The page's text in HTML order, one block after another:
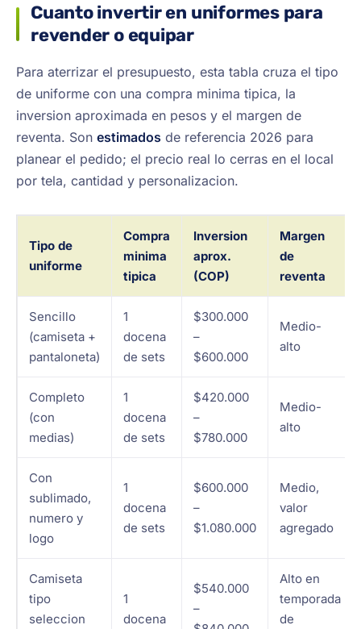
Cuanto invertir en uniformes para
revender o equipar
Para aterrizar el presupuesto, esta tabla cruza el tipo
de uniforme con una compra minima tipica, la
inversion aproximada en pesos y el margen de
reventa. Son estimados de referencia 2026 para
planear el pedido; el precio real lo cerras en el local
por tela, cantidad y personalizacion.
Tipo de
uniforme
Compra
minima
tipica
Inversion
aprox.
(COP)
Margen
de
reventa
Sencillo
(camiseta +
pantaloneta)
1
docena
de sets
$300.000
–
$600.000
Medio-
alto
Completo
(con
medias)
1
docena
de sets
$420.000
–
$780.000
Medio-
alto
Con
sublimado,
numero y
logo
1
docena
de sets
$600.000
–
$1.080.000
Medio,
valor
agregado
Camiseta
tipo
seleccion
1
docena
$540.000
–
Alto en
temporada
de